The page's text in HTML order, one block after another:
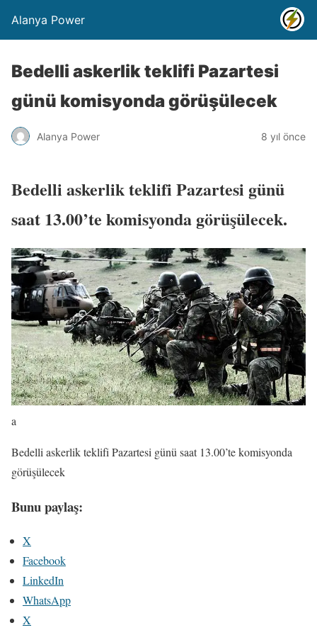
Alanya Power
Bedelli askerlik teklifi Pazartesi
günü komisyonda görüşülecek
Alanya Power 8 yıl önce
Bedelli askerlik teklifi Pazartesi günü
saat 13.00’te komisyonda görüşülecek.
a
Bedelli askerlik teklifi Pazartesi günü saat 13.00’te komisyonda
görüşülecek
Bunu paylaş:
X
Facebook
LinkedIn
WhatsApp
X